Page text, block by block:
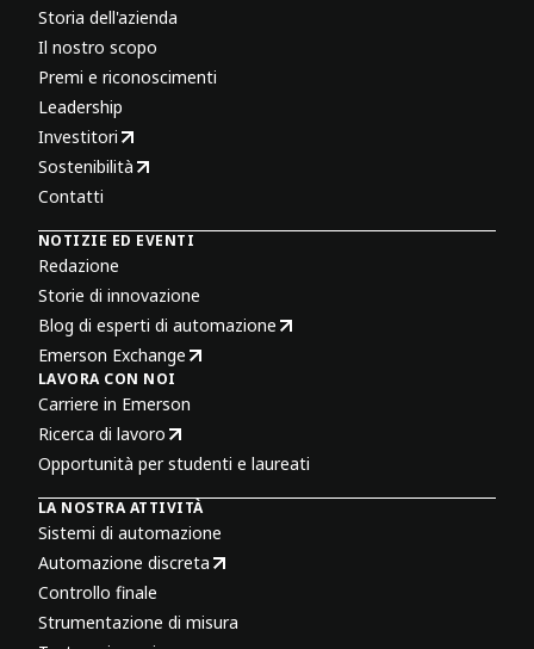
Storia dell'azienda
Il nostro scopo
Premi e riconoscimenti
Leadership
Investitori
Sostenibilità
Contatti
NOTIZIE ED EVENTI
Redazione
Storie di innovazione
Blog di esperti di automazione
Emerson Exchange
LAVORA CON NOI
Carriere in Emerson
Ricerca di lavoro
Opportunità per studenti e laureati
LA NOSTRA ATTIVITÀ
Sistemi di automazione
Automazione discreta
Controllo finale
Strumentazione di misura